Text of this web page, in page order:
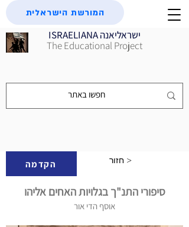
ISRAELIANA ישראליאנה
The Educational Project
המורשת הישראלית
הקדמה חזור >
סיפורי התנ"ך בגלויות האחים אליהו
אוסף הדי אור